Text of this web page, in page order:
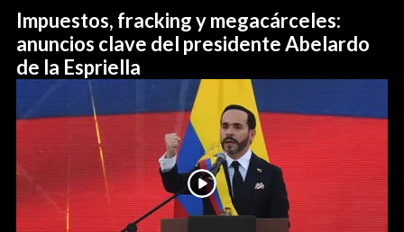
Impuestos, fracking y megacárceles:
anuncios clave del presidente Abelardo
de la Espriella